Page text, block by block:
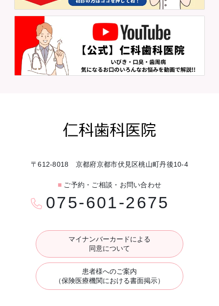
〒612-8018 京都府京都市伏見区桃山町丹後10-4
■ ご予約・ご相談・お問い合わせ
075-601-2675
マイナンバーカードによる
同意について
患者様へのご案内
（保険医療機関における書面掲示）